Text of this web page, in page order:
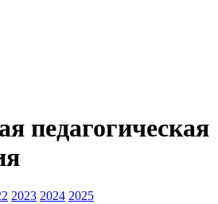
педагогическая
2023 2024 2025